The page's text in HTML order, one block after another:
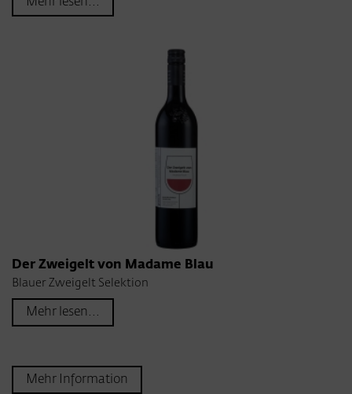
Mehr lesen...
Der Zweigelt von Madame Blau
Blauer Zweigelt Selektion
Mehr lesen...
Mehr Information